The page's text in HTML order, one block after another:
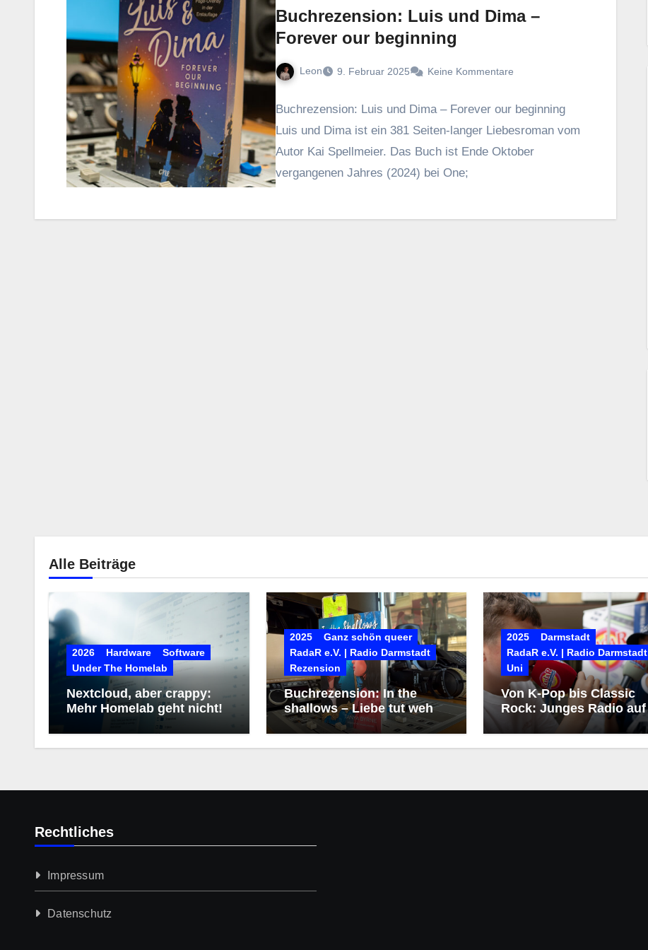
Buchrezension: Luis und Dima –
Forever our beginning
Leon 9. Februar 2025 Keine Kommentare
Buchrezension: Luis und Dima – Forever our beginning
Luis und Dima ist ein 381 Seiten-langer Liebesroman vom
Autor Kai Spellmeier. Das Buch ist Ende Oktober
vergangenen Jahres (2024) bei One;
Alle Beiträge
2026 Hardware
Software
Under The Homelab
Nextcloud, aber crappy:
Mehr Homelab geht nicht!
2025
Ganz schön queer
RadaR e.V. | Radio Darmstadt
Rezension
Buchrezension: In the
shallows – Liebe tut weh
2025
Darmstadt
RadaR e.V. | Radio Darmstadt
Uni
Von K-Pop bis Classic
Rock: Junges Radio auf
dem Heinerfest
Rechtliches
Impressum
Datenschutz­